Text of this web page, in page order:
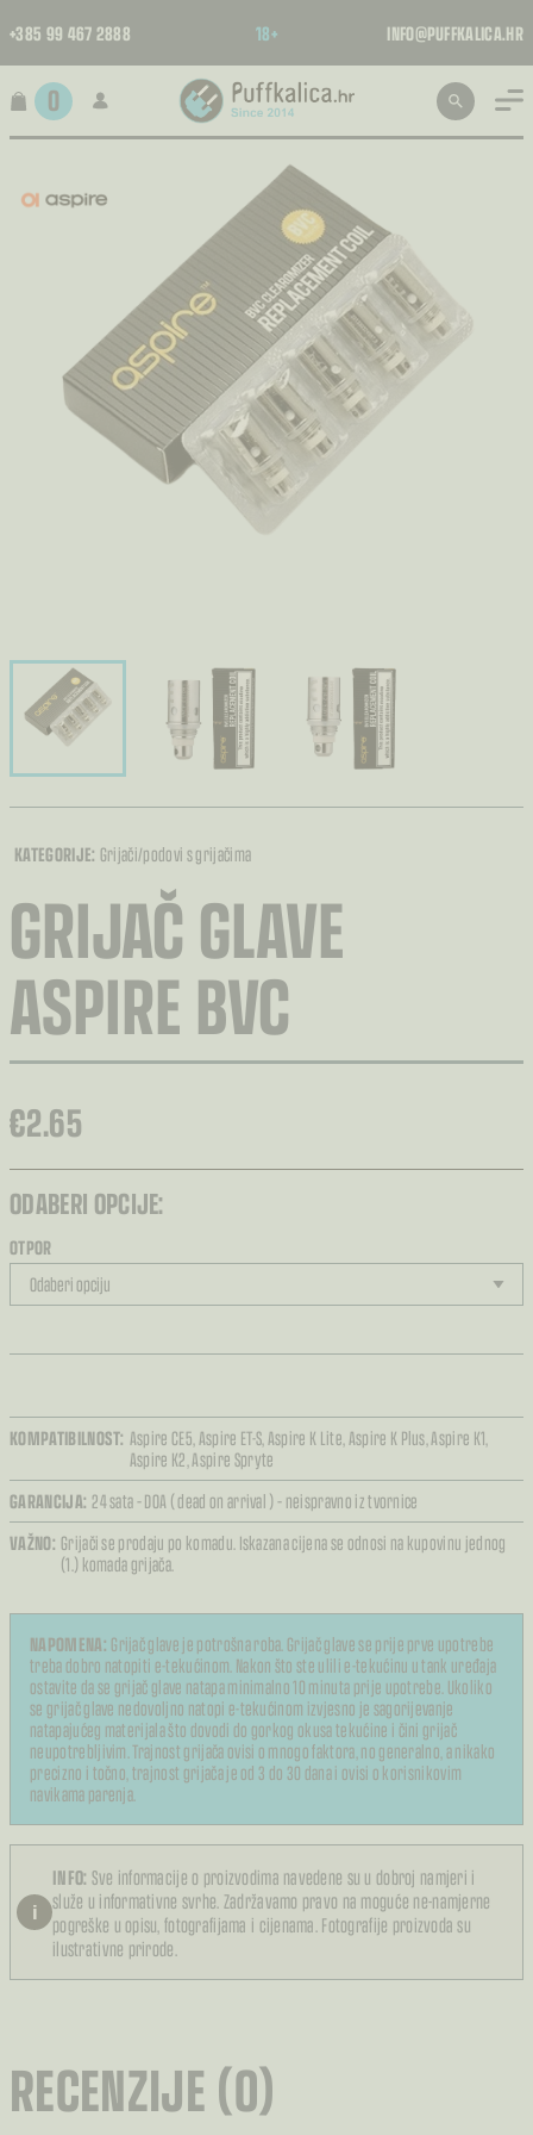
+385 99 467 2888 18+ INFO@PUFFKALICA.HR
0
KATEGORIJE: Grijači/podovi s grijačima
GRIJAČ GLAVE
ASPIRE BVC
€2.65
ODABERI OPCIJE:
OTPOR
KOMPATIBILNOST: Aspire CE5,Aspire ET-S,Aspire K Lite,Aspire K Plus,Aspire K1,
Aspire K2,Aspire Spryte
GARANCIJA: 24 sata – DOA ( dead on arrival ) – neispravno iz tvornice
VAŽNO: Grijači se prodaju po komadu. Iskazana cijena se odnosi na kupovinu jednog
(1.) komada grijača.
NAPOMENA: Grijač glave je potrošna roba. Grijač glave se prije prve upotrebe
treba dobro natopiti e-tekućinom. Nakon što ste ulili e-tekućinu u tank uređaja
ostavite da se grijač glave natapa minimalno 10 minuta prije upotrebe. Ukoliko
se grijač glave nedovoljno natopi e-tekućinom izvjesno je sagorijevanje
natapajućeg materijala što dovodi do gorkog okusa tekućine i čini grijač
neupotrebljivim. Trajnost grijača ovisi o mnogo faktora, no generalno, a nikako
precizno i točno, trajnost grijača je od 3 do 30 dana i ovisi o korisnikovim
navikama parenja.
i
INFO: Sve informacije o proizvodima navedene su u dobroj namjeri i
služe u informativne svrhe. Zadržavamo pravo na moguće ne-namjerne
pogreške u opisu, fotografijama i cijenama. Fotografije proizvoda su
ilustrativne prirode.
RECENZIJE (0)